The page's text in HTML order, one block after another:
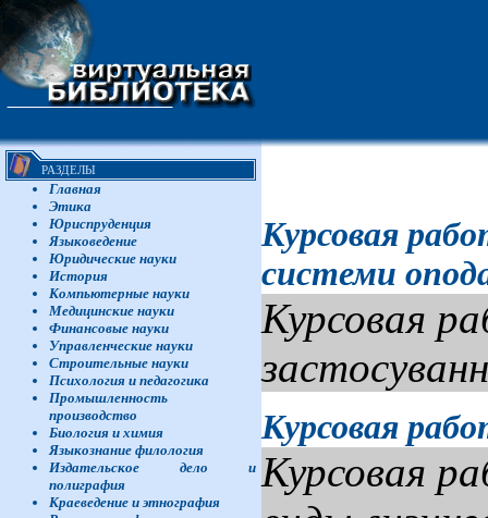
РАЗДЕЛЫ
Главная
Этика
Юриспруденция
Языковедение
Юридические науки
История
Компьютерные науки
Медицинские науки
Финансовые науки
Управленческие науки
Строительные науки
Психология и педагогика
Промышленность
производство
Биология и химия
Языкознание филология
Издательское дело и
полиграфия
Краеведение и этнография
Курсовая
системи
Курсовая
Курсовая
Курсовая